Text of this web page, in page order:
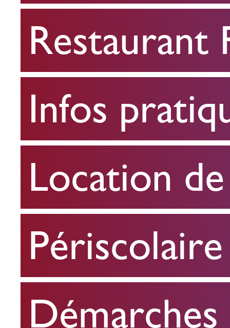
FPA
Infos
pratiques
Location
de
salle
Périscolaire
Restaurant
Infos
Location
Périscolaire